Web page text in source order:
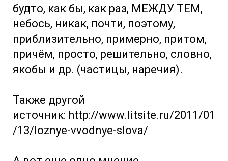
будто, как бы, как раз, МЕЖДУ ТЕМ,
небось, никак, почти, поэтому,
приблизительно, примерно, притом,
причём, просто, решительно, словно,
якобы и др. (частицы, наречия).
Также другой
источник: http://www.litsite.ru/2011/01
/13/loznye-vvodnye-slova/